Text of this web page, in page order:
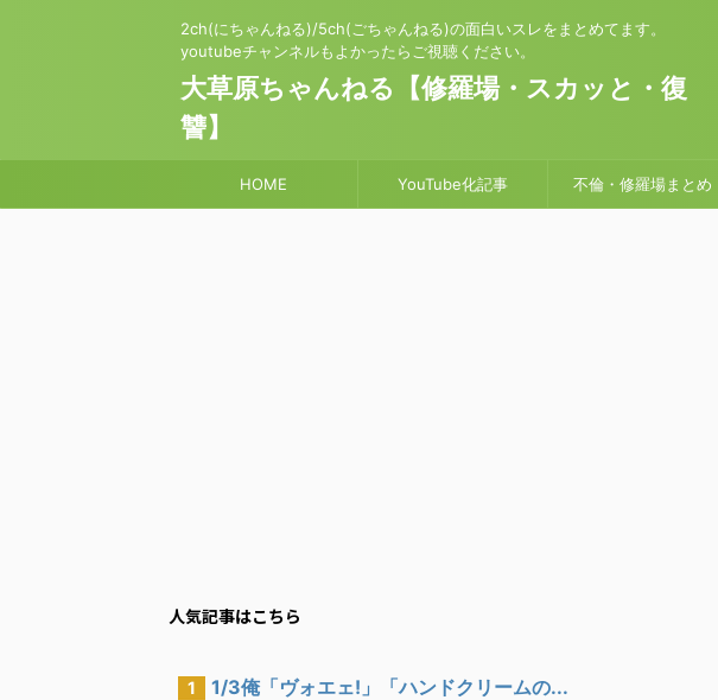
2ch(にちゃんねる)/5ch(ごちゃんねる)の面白いスレをまとめてます。
youtubeチャンネルもよかったらご視聴ください。
大草原ちゃんねる【修羅場・スカッと・復
讐】
HOME YouTube化記事 不倫・修羅場まとめ
人気記事はこちら
1 1/3俺「ヴォエェ!」「ハンドクリームの...